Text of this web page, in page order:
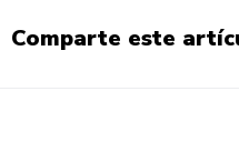
Comparte este